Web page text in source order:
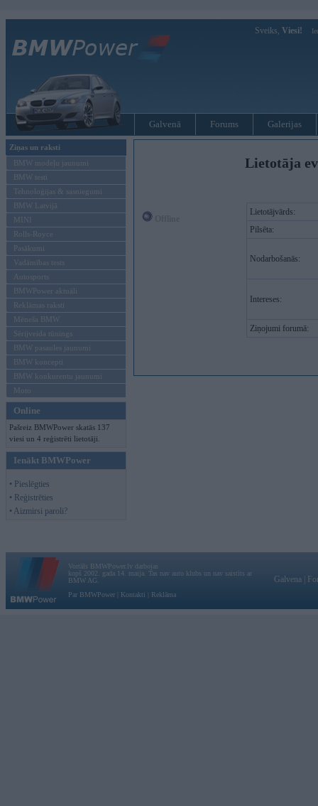
Sveiks, Viesi!
Galvenā Forums Galerijas
Ziņas un raksti
BMW modeļu jaunumi
BMW testi
Tehnoloģijas & sasniegumi
BMW Latvijā
MINI
Rolls-Royce
Pasākumi
Vadāmības tests
Autosports
BMWPower aktuāli
Reklāmas raksti
Mēneša BMW
Sērijveida tūnings
BMW pasaules jaunumi
BMW koncepti
BMW konkurentu jaunumi
Moto
Online
Pašreiz BMWPower skatās 137
viesi un 4 reģistrēti lietotāji.
Ienākt BMWPower
• Pieslēgties
• Reģistrēties
• Aizmirsi paroli?
Lietotāja
Lietotājvārds:
Pilsēta:
Nodarbošanās:
Intereses:
Ziņojumi forumā:
Vortāls BMWPower.lv darbojas
kopš 2002. gada 14. maija. Tas nav auto klubs un nav saistīts ar
BMW AG.
Par BMWPower
Kontakti Reklāma
Galvena